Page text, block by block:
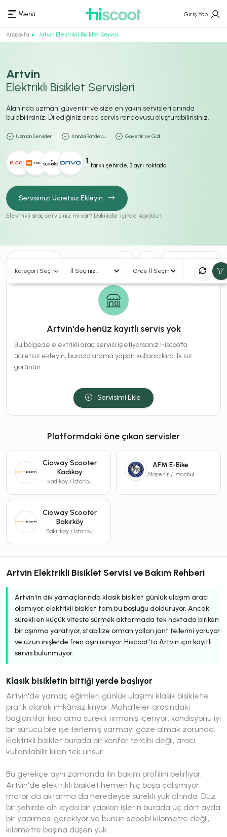
Menü Giriş Yap
Anasayfa Artvin Elektrikli Bisiklet Servisi
Artvin
Elektrikli Bisiklet Servisleri
Alanında uzman, güvenilir ve size en yakın servisleri anında
bulabilirsiniz. Dilediğiniz anda servis randevusu oluşturabilirisiniz.
Uzman Servisler Anında Randevu Güvenilir ve Gizli
1 farklı şehirde, 3 ayrı noktada.
Servisinizi Ücretsiz Ekleyin
Elektrikli araç servisiniz mi var? Dakikalar içinde kaydolun.
Kategori Seç
Artvin'de henüz kayıtlı servis yok
Bu bölgede elektrikli araç servisi işletiyorsanız Hiscoot'a
ücretsiz ekleyin; burada arama yapan kullanıcılara ilk siz
görünün.
Servisimi Ekle
Platformdaki öne çıkan servisler
Cioway Scooter
Kadıköy
Kadıköy / İstanbul
AFM E-Bike
Ataşehir / İstanbul
Cioway Scooter
Bakırköy
Bakırköy / İstanbul
Artvin Elektrikli Bisiklet Servisi ve Bakım Rehberi
Artvin'in dik yamaçlarında klasik bisiklet günlük ulaşım aracı
olamıyor; elektrikli bisiklet tam bu boşluğu dolduruyor. Ancak
sürekli en küçük viteste sürmek aktarmada tek noktada biriken
bir aşınma yaratıyor, stabilize orman yolları jant tellerini yoruyor
ve uzun inişlerde fren aşırı ısınıyor. Hiscoot'ta Artvin için kayıtlı
servis bulunmuyor.
Klasik bisikletin bittiği yerde başlıyor
Artvin'de yamaç eğimleri günlük ulaşımı klasik bisikletle
pratik olarak imkânsız kılıyor. Mahalleler arasındaki
bağlantılar kısa ama sürekli tırmanış içeriyor; kondisyonu iyi
bir sürücü bile işe terlemiş varmayı göze almak zorunda.
Elektrikli bisiklet burada bir konfor tercihi değil, aracı
kullanılabilir kılan tek unsur.
Bu gerekçe aynı zamanda ilin bakım profilini belirliyor.
Artvin'de elektrikli bisiklet hemen hiç boşa çalışmıyor;
motor da aktarma da neredeyse sürekli yük altında. Düz
bir şehirde altı ayda bir yapılan işlerin burada üç dört ayda
bir yapılması gerekiyor ve bunun sebebi kilometre değil,
kilometre başına düşen yük.